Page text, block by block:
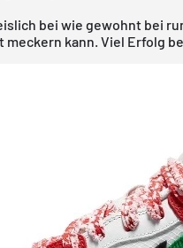
bei wie gewohnt bei
meckern kann. Viel Erfolg